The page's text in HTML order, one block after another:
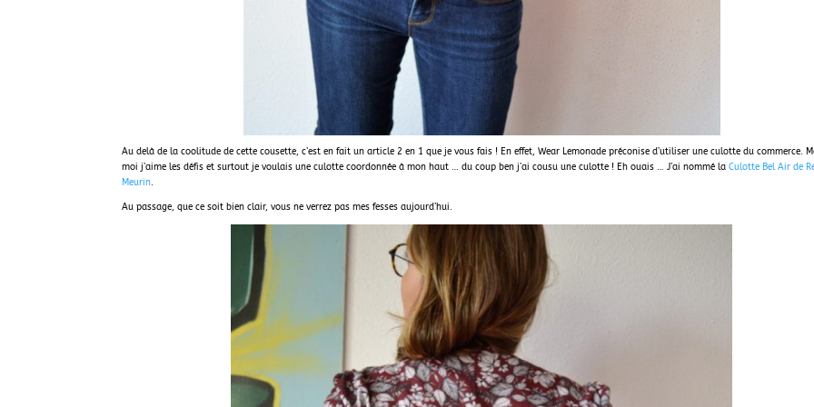
Au delà de la coolitude de cette cousette, c’est en fait un article 2 en 1 que je vous fais ! En effet, Wear Lemonade préconise d’utiliser une culotte du commerce.
moi j’aime les défis et surtout je voulais une culotte coordonnée à mon haut … du coup ben j’ai cousu une culotte ! Eh ouais … J’ai nommé laCulotte Bel Air de
Meurin.
Au passage, que ce soit bien clair, vous ne verrez pas mes fesses aujourd’hui.